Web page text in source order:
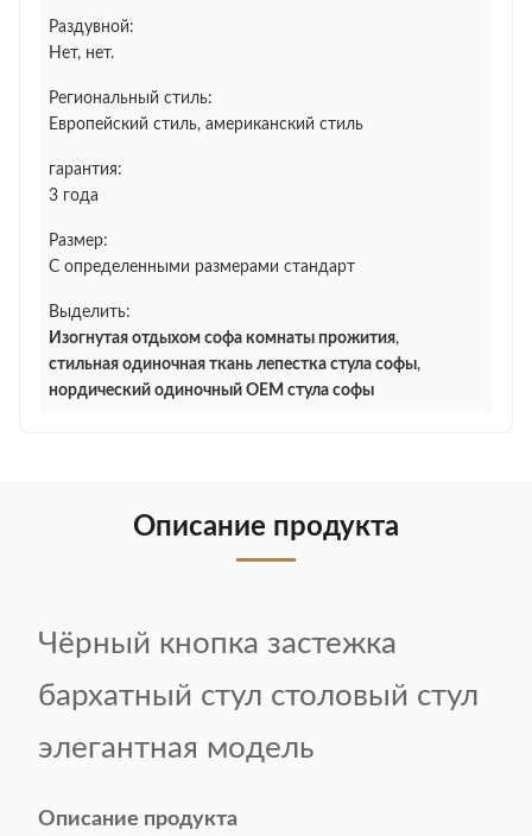
Раздувной:
Нет, нет.
Региональный стиль:
Европейский стиль, американский стиль
гарантия:
3 года
Размер:
С определенными размерами стандарт
Выделить:
Изогнутая отдыхом софа комнаты прожития,
стильная одиночная ткань лепестка стула софы,
нордический одиночный OEM стула софы
Описание продукта
Чёрный кнопка застежка
бархатный стул столовый стул
элегантная модель
Описание продукта